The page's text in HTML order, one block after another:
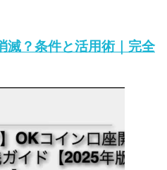
滅？条件と活用術｜完全